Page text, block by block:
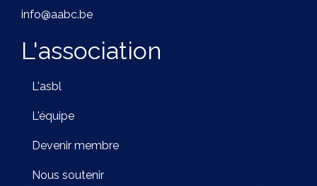
info@aabc.be
L'association
L'asbl
L'équipe
Devenir membre
Nous soutenir